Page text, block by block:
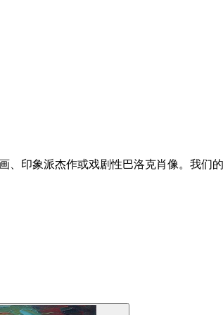
印象派杰作或戏剧性巴洛克肖像。我们